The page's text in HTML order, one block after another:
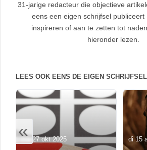
31-jarige redacteur die objectieve
eens een eigen schrijfsel publiceert
inspireren of aan te zetten tot
hieronder lezen.
LEES OOK EENS DE EIGEN
«
ma 27 okt 2025 di 15